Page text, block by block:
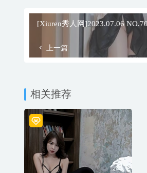
[Xiuren秀人网]2023.07.06
上一篇
相关推荐